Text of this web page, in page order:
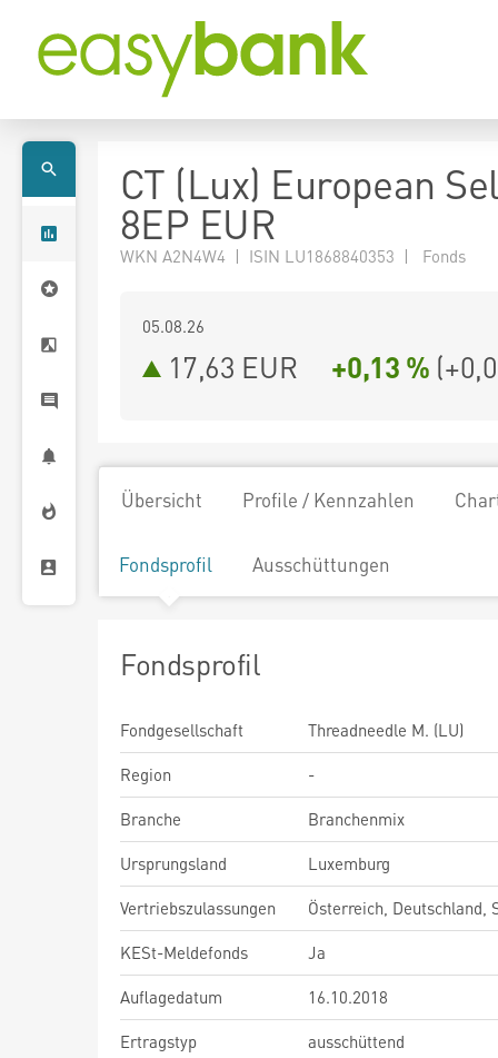
CT (Lux) European
8EP EUR
WKN A2N4W4 | ISIN LU1868840353 | Fonds
05.08.26
17,63 EUR +0,13 % (
Übersicht Profile / Kennzahlen
Fondsprofil Ausschüttungen
Fondsprofil
Fondgesellschaft
Threadneedle M. (LU)
Region
-
Branche
Branchenmix
Ursprungsland
Luxemburg
Vertriebszulassungen
Österreich, Deutschland,
KESt-Meldefonds
Ja
Auflagedatum
16.10.2018
Ertragstyp
ausschüttend